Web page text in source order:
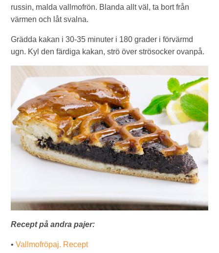
russin, malda vallmofrön. Blanda allt väl, ta bort från
värmen och låt svalna.
Grädda kakan i 30-35 minuter i 180 grader i förvärmd
ugn. Kyl den färdiga kakan, strö över strösocker ovanpå.
Recept på andra pajer:
•Vallmofröpaj. Recept